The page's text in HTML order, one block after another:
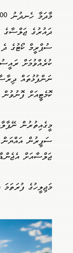
ދައުރުގެ ޖަލްސާގެ
ސުޕްރީމް ކޯޓުގެ
ކުރެއްވުމަށް
ނަންފުޅުތައް
ކޮމެޓީއަށް
މީގެއިތުރުން
ސަފީރުން
ޖަލްސާއަށް
މަޖިލީހުގެ ފުރަތަމަ